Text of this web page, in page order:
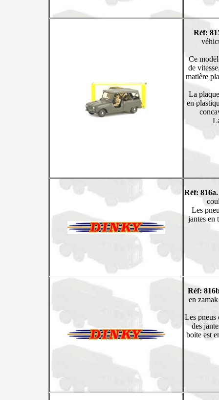
Réf:
Ce
de
matière
La
en
Réf:
Les
jantes en
Réf:
en
Les pneus
des
boite est